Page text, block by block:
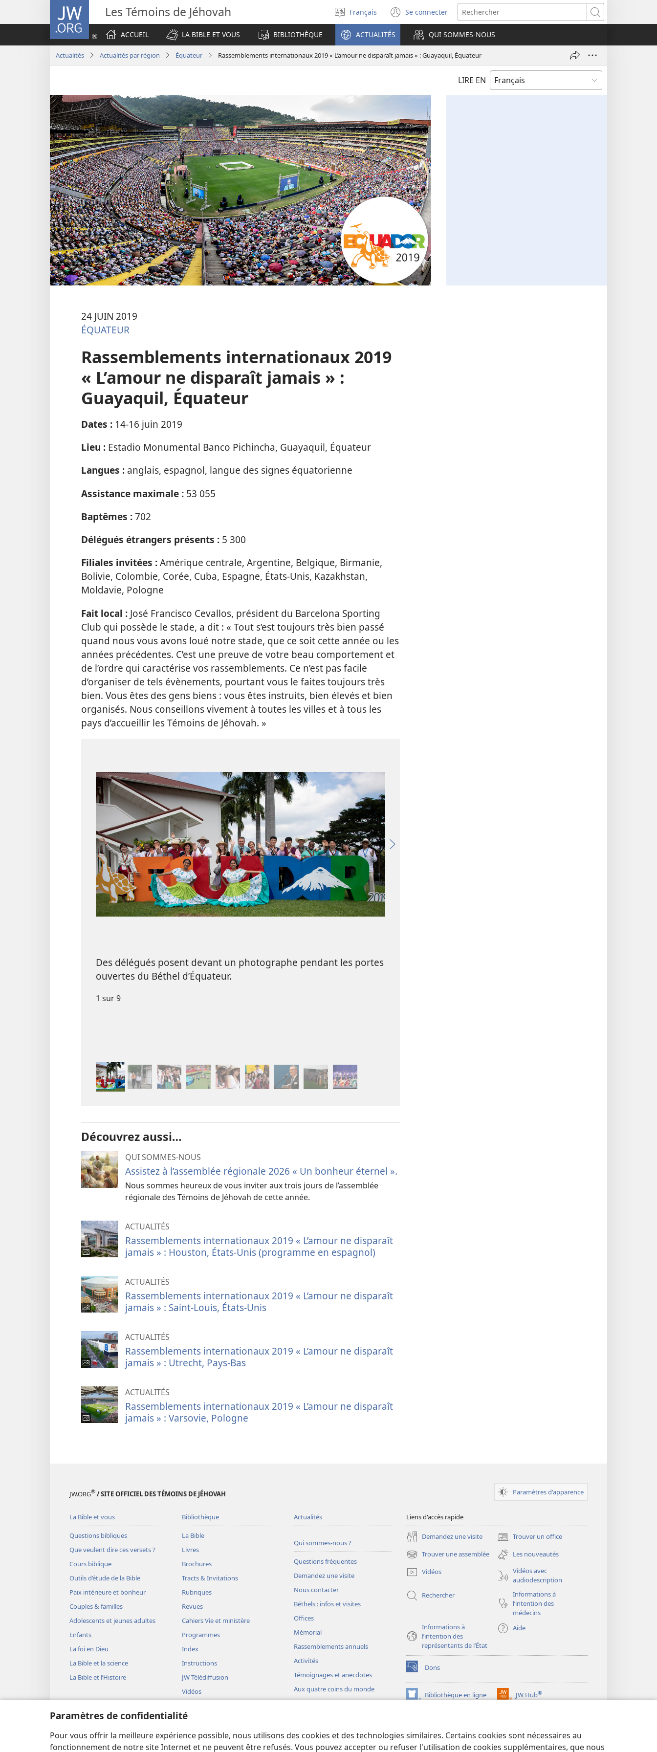
Paramètres de confidentialité
Pour vous offrir la meilleure expérience possible, nous utilisons des cookies et des technologies similaires. Certains cookies sont nécessaires au
fonctionnement de notre site Internet et ne peuvent être refusés. Vous pouvez accepter ou refuser l'utilisation de cookies supplémentaires, que nous
JW.ORG Les Témoins de Jéhovah
Sélectionner
la
langue
Français Se connecter
(ouvre
une
nouvelle
fenêtre)
Rechercher
ACCUEIL
LA BIBLE ET VOUS BIBLIOTHÈQUE ACTUALITÉS QUI SOMMES-NOUS
Actualités Actualités par région Équateur Rassemblements internationaux 2019 « L’amour ne disparaît jamais » : Guayaquil, Équateur
LIRE EN
24 JUIN 2019
ÉQUATEUR
Rassemblements internationaux 2019
« L’amour ne disparaît jamais » :
Guayaquil, Équateur
Dates : 14-16 juin 2019
Lieu : Estadio Monumental Banco Pichincha, Guayaquil, Équateur
Langues : anglais, espagnol, langue des signes équatorienne
Assistance maximale : 53 055
Baptêmes :702
Délégués étrangers présents : 5 300
Filiales invitées :Amérique centrale, Argentine, Belgique, Birmanie,
Bolivie, Colombie, Corée, Cuba, Espagne, États-Unis, Kazakhstan,
Moldavie, Pologne
Fait local : José Francisco Cevallos, président du Barcelona Sporting
Club qui possède le stade, a dit : « Tout s’est toujours très bien passé
quand nous vous avons loué notre stade, que ce soit cette année ou les
années précédentes. C’est une preuve de votre beau comportement et
de l’ordre qui caractérise vos rassemblements. Ce n’est pas facile
d’organiser de tels évènements, pourtant vous le faites toujours très
bien. Vous êtes des gens biens : vous êtes instruits, bien élevés et bien
organisés. Nous conseillons vivement à toutes les villes et à tous les
pays d’accueillir les Témoins de Jéhovah. »
Des délégués posent devant un photographe pendant les portes
ouvertes du Béthel d’Équateur.
1 sur 9
Découvrez aussi…
QUI SOMMES-NOUS
Assistez à l’assemblée régionale 2026 « Un bonheur éternel ».
Nous sommes heureux de vous inviter aux trois jours de l’assemblée
régionale des Témoins de Jéhovah de cette année.
ACTUALITÉS
Rassemblements internationaux 2019 « L’amour ne disparaît
jamais » : Houston, États-Unis (programme en espagnol)
ACTUALITÉS
Rassemblements internationaux 2019 « L’amour ne disparaît
jamais » : Saint-Louis, États-Unis
ACTUALITÉS
Rassemblements internationaux 2019 « L’amour ne disparaît
jamais » : Utrecht, Pays-Bas
ACTUALITÉS
Rassemblements internationaux 2019 « L’amour ne disparaît
jamais » : Varsovie, Pologne
JW.ORG® / SITE OFFICIEL DES TÉMOINS DE JÉHOVAH Paramètres d'apparence
La Bible et vous
Questions bibliques
Que veulent dire ces versets ?
Cours biblique
Outils d’étude de la Bible
Paix intérieure et bonheur
Couples & familles
Adolescents et jeunes adultes
Enfants
La foi en Dieu
La Bible et la science
La Bible et l’Histoire
Bibliothèque
La Bible
Livres
Brochures
Tracts & Invitations
Rubriques
Revues
Cahiers Vie et ministère
Programmes
Index
Instructions
JW Télédiffusion
Vidéos
Représentations théâtrales
Lectures bibliques théâtrales
Actualités
Qui sommes-nous ?
Questions fréquentes
Demandez une visite
Nous contacter
Béthels : infos et visites
Offices
Mémorial
Rassemblements annuels
Activités
Témoignages et anecdotes
Aux quatre coins du monde
Liens d'accès rapide
Demandez une visite Trouver un office
(ouvre
une
nouvelle
fenêtre)
Trouver une assemblée
(ouvre
une
nouvelle
Les nouveautés
Vidéos
Vidéos avec
audiodescription
Rechercher
Informations à
l’intention des
médecins
Informations à
l’intention des
représentants de l’État
Aide
Dons
(ouvre
une
nouvelle
fenêtre)
Bibliothèque en ligne
(ouvre
JW Hub®
(ouvre